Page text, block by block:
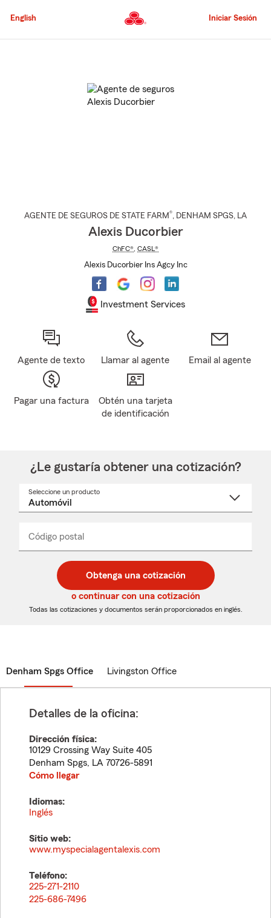
al
principal
English Iniciar Sesión
AGENTE DE SEGUROS DE STATE FARM®, DENHAM SPGS, LA
Alexis Ducorbier
ChFC® CASL®
Alexis Ducorbier Ins Agcy Inc
Investment Services
Agente de texto Llamar al agente Email al agente
Pagar una factura
Obtén una tarjeta
de identificación
¿Le gustaría obtener una cotización?
Seleccione un producto
desplegable
Código postal
de
5
dígitos
de
5
dígitos
_____
Obtenga una cotización
o continuar con una cotización
Todas las cotizaciones y documentos serán proporcionados en inglés.
Denham Spgs Office Livingston Office
Detalles de la oficina:
Dirección física:
10129 Crossing Way Suite 405
Denham Spgs, LA 70726-5891
Cómo llegar
Idiomas:
Inglés
Sitio web:
www.myspecialagentalexis.com
Teléfono:
225-271-2110
225-686-7496